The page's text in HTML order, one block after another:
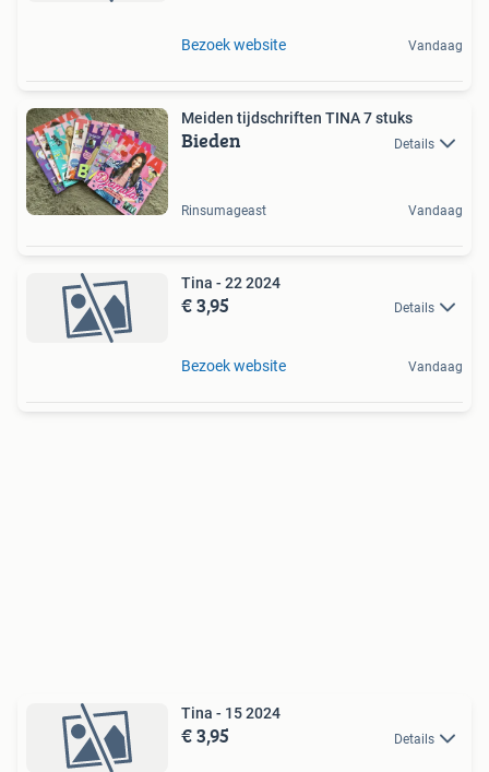
Bezoek website Vandaag
Meiden tijdschriften TINA 7 stuks
Bieden Details
Rinsumageast Vandaag
Tina - 22 2024
€ 3,95 Details
Bezoek website Vandaag
Tina - 15 2024
€ 3,95 Details